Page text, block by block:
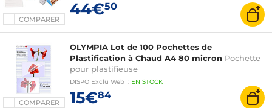
COMPARER
44€50
COMPARER
OLYMPIA Lot de 100 Pochettes de
Plastification à Chaud A4 80 micron Pochette
pour plastifieuse
DISPO Exclu Web : EN STOCK
15€84